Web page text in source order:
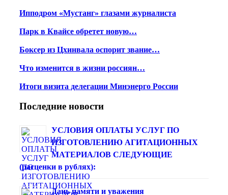
Ипподром «Мустанг» глазами журналиста
Парк в Квайсе обретет новую…
Боксер из Цхинвала оспорит звание…
Что изменится в жизни россиян…
Итоги визита делегации Минэнерго России
Последние новости
УСЛОВИЯ ОПЛАТЫ УСЛУГ ПО
ИЗГОТОВЛЕНИЮ АГИТАЦИОННЫХ
МАТЕРИАЛОВ СЛЕДУЮЩИЕ
(расценки в рублях):
Дань памяти и уважения